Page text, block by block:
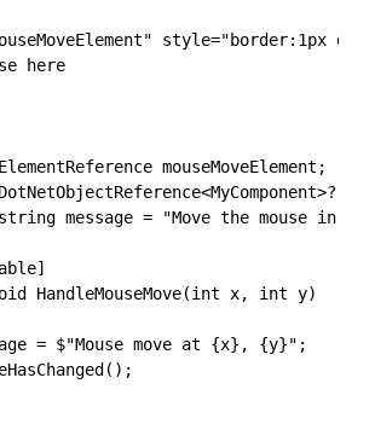
style="border:1px
here
mouseMoveElement;
message = "Move the mouse in
HandleMouseMove(int x, int y)
= $"Mouse move at {x}, {y}";